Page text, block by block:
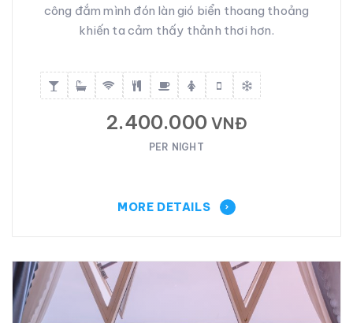
công đắm mình đón làn gió biển thoang thoảng
khiến ta cảm thấy thảnh thơi hơn.
2.400.000 VNĐ
PER NIGHT
MORE DETAILS